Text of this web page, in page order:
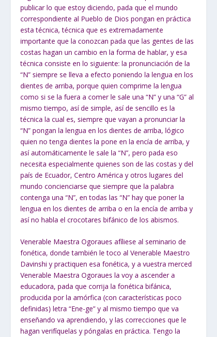
publicar lo que estoy diciendo, pada que el mundo
correspondiente al Pueblo de Dios pongan en práctica
esta técnica, técnica que es extremadamente
importante que la conozcan pada que las gentes de las
costas hagan un cambio en la forma de hablar, y esa
técnica consiste en lo siguiente: la pronunciación de la
“N” siempre se lleva a efecto poniendo la lengua en los
dientes de arriba, porque quien comprime la lengua
como si se la fuera a comer le sale una “N” y una “G” al
mismo tiempo, así de simple, así de sencillo es la
técnica la cual es, siempre que vayan a pronunciar la
“N” pongan la lengua en los dientes de arriba, lógico
quien no tenga dientes la pone en la encía de arriba, y
así automáticamente le sale la “N”, pero pada eso
necesita especialmente quienes son de las costas y del
país de Ecuador, Centro América y otros lugares del
mundo concienciarse que siempre que la palabra
contenga una “N”, en todas las “N” hay que poner la
lengua en los dientes de arriba o en la encía de arriba y
así no habla el crocotares bifánico de los abismos.
Venerable Maestra Ogoraues afíliese al seminario de
fonética, donde también le toco al Venerable Maestro
Davinshi y practiquen esa fonética, y a vuestra merced
Venerable Maestra Ogoraues la voy a ascender a
educadora, pada que corrija la fonética bifánica,
producida por la amórfica (con características poco
definidas) letra “Ene-ge” y al mismo tiempo que va
enseñando va aprendiendo, y las correcciones que le
hagan verifíquelas y póngalas en práctica. Tengo la